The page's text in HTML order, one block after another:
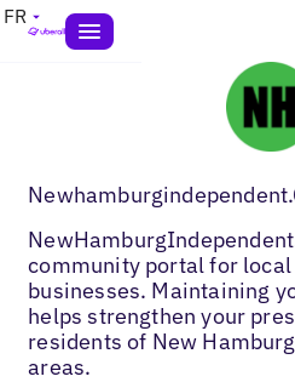
FR
community portal for local
businesses. Maintaining
helps strengthen your
residents of New
areas.